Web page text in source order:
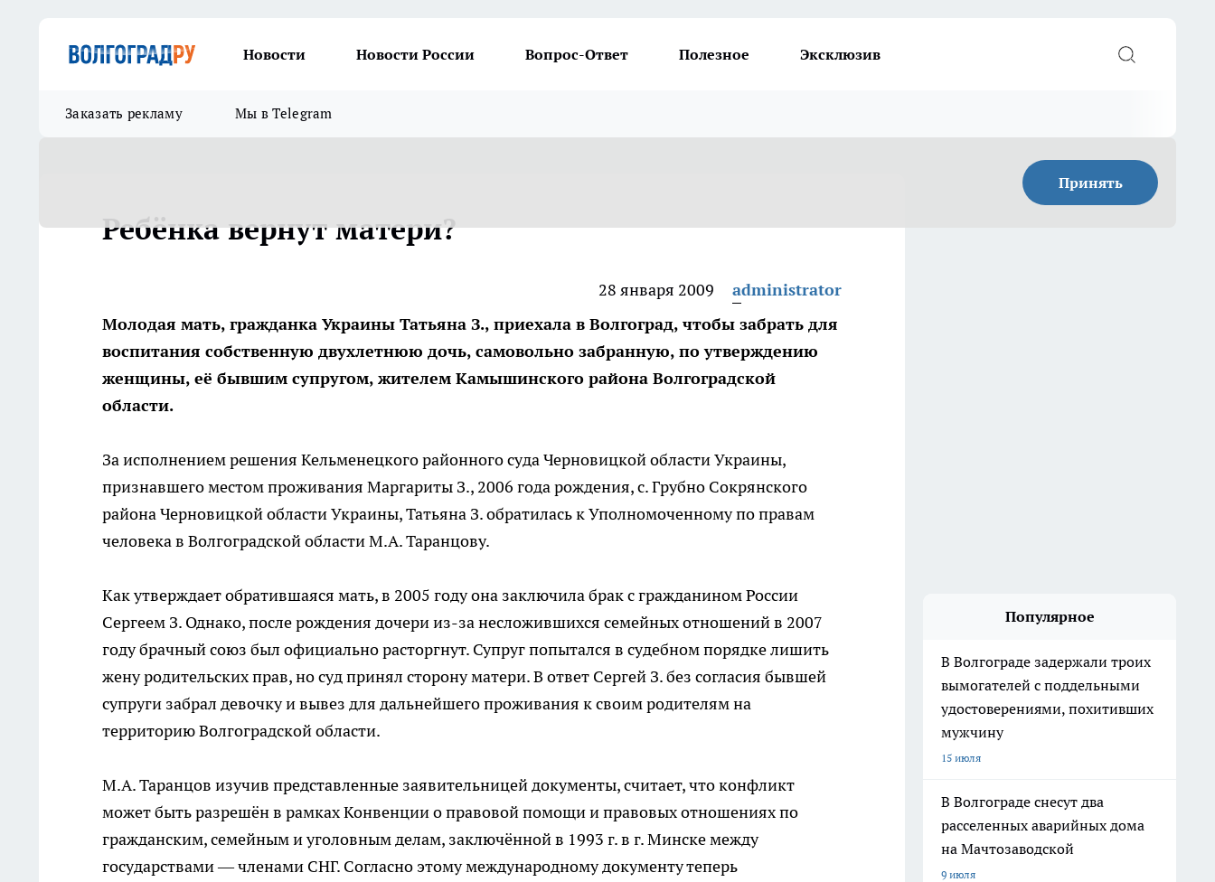
Новости Новости России Вопрос-Ответ Полезное Эксклюзив
Заказать рекламу Мы в Telegram
Принять
Ребёнка вернут матери?
28 января 2009
administrator
Молодая мать, гражданка Украины Татьяна З., приехала в Волгоград, чтобы забрать для
воспитания собственную двухлетнюю дочь, самовольно забранную, по утверждению
женщины, её бывшим супругом, жителем Камышинского района Волгоградской
области.
За исполнением решения Кельменецкого районного суда Черновицкой области Украины,
признавшего местом проживания Маргариты З., 2006 года рождения, с. Грубно Сокрянского
района Черновицкой области Украины, Татьяна З. обратилась к Уполномоченному по правам
человека в Волгоградской области М.А. Таранцову.
Как утверждает обратившаяся мать, в 2005 году она заключила брак с гражданином России
Сергеем З. Однако, после рождения дочери из-за несложившихся семейных отношений в 2007
году брачный союз был официально расторгнут. Супруг попытался в судебном порядке лишить
жену родительских прав, но суд принял сторону матери. В ответ Сергей З. без согласия бывшей
супруги забрал девочку и вывез для дальнейшего проживания к своим родителям на
территорию Волгоградской области.
М.А. Таранцов изучив представленные заявительницей документы, считает, что конфликт
может быть разрешён в рамках Конвенции о правовой помощи и правовых отношениях по
гражданским, семейным и уголовным делам, заключённой в 1993 г. в г. Минске между
государствами — членами СНГ. Согласно этому международному документу теперь
Популярное
В Волгограде задержали троих
вымогателей с поддельными
удостоверениями, похитивших
мужчину
15 июля
В Волгограде снесут два
расселенных аварийных дома
на Мачтозаводской
9 июля